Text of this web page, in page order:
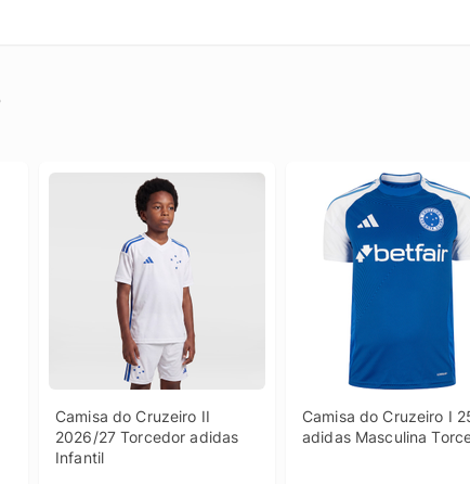
Camisa do Cruzeiro II
2026/27 Torcedor adidas
Infantil
Camisa do Cruzeiro I
adidas Masculina